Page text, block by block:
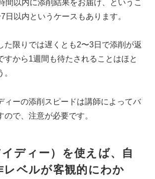
間以内に添削結果をお届け、というこ
日以内というケースもあります。
た限りでは遅くとも2〜3日で添削が返
すから1週間も待たされることはほと
ィーの添削スピードは講師によってバ
ので、注意が必要です。
ディー）を使えば、自
レベルが客観的にわか